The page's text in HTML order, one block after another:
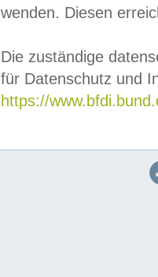
wenden. Diesen
Die zuständige
für Datenschutz und
https://